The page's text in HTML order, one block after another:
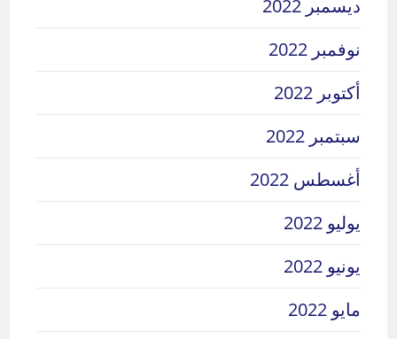
ديسمبر 2022
نوفمبر 2022
أكتوبر 2022
سبتمبر 2022
أغسطس 2022
يوليو 2022
يونيو 2022
مايو 2022